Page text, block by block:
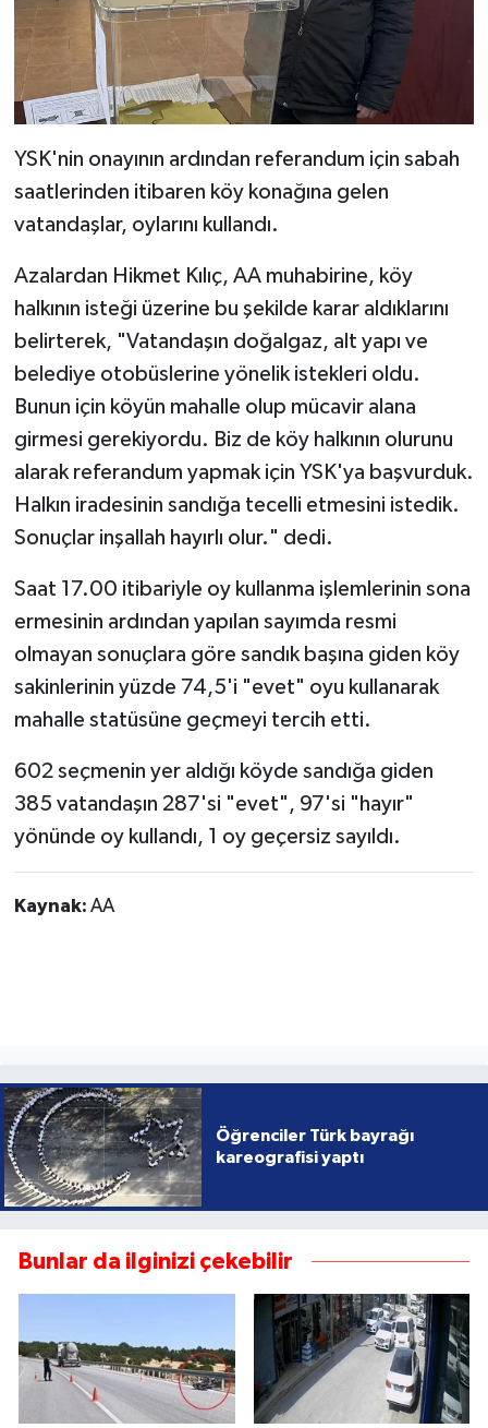
YSK'nin onayının ardından referandum için sabah
saatlerinden itibaren köy konağına gelen
vatandaşlar, oylarını kullandı.
Azalardan Hikmet Kılıç, AA muhabirine, köy
halkının isteği üzerine bu şekilde karar aldıklarını
belirterek, "Vatandaşın doğalgaz, alt yapı ve
belediye otobüslerine yönelik istekleri oldu.
Bunun için köyün mahalle olup mücavir alana
girmesi gerekiyordu. Biz de köy halkının olurunu
alarak referandum yapmak için YSK'ya başvurduk.
Halkın iradesinin sandığa tecelli etmesini istedik.
Sonuçlar inşallah hayırlı olur." dedi.
Saat 17.00 itibariyle oy kullanma işlemlerinin sona
ermesinin ardından yapılan sayımda resmi
olmayan sonuçlara göre sandık başına giden köy
sakinlerinin yüzde 74,5'i "evet" oyu kullanarak
mahalle statüsüne geçmeyi tercih etti.
602 seçmenin yer aldığı köyde sandığa giden
385 vatandaşın 287'si "evet", 97'si "hayır"
yönünde oy kullandı, 1 oy geçersiz sayıldı.
Kaynak: AA
Öğrenciler Türk bayrağı
kareografisi yaptı
Bunlar da ilginizi çekebilir